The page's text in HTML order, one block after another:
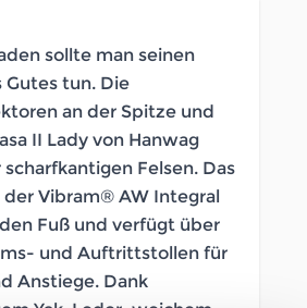
sollte man seinen
Gutes tun. Die
an der Spitze und
II Lady von Hanwag
Felsen. Das
Vibram® AW Integral
Fuß und verfügt über
und Auftrittstollen für
Anstiege. Dank